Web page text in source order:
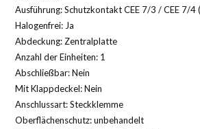
Ausführung: Schutzkontakt CEE 7/3 / CEE 7/4
Halogenfrei: Ja
Abdeckung: Zentralplatte
Anzahl der Einheiten: 1
Abschließbar: Nein
Mit Klappdeckel: Nein
Anschlussart: Steckklemme
Oberflächenschutz: unbehandelt